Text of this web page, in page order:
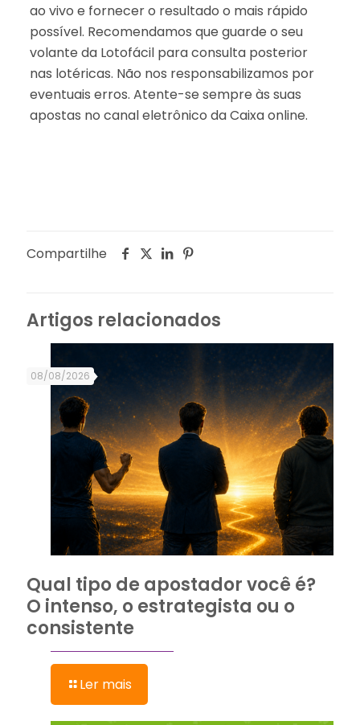
ao vivo e fornecer o resultado o mais rápido
possível. Recomendamos que guarde o seu
volante da Lotofácil para consulta posterior
nas lotéricas. Não nos responsabilizamos por
eventuais erros. Atente-se sempre às suas
apostas no canal eletrônico da Caixa online.
Compartilhe
Artigos relacionados
08/08/2026
Qual tipo de apostador você é?
O intenso, o estrategista ou o
consistente
Ler mais